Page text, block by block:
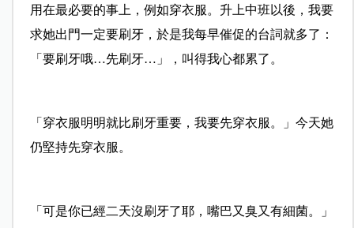
用在最必要的事上，例如穿衣服。升上中班以後，我要
求她出門一定要刷牙，於是我每早催促的台詞就多了：
「要刷牙哦…先刷牙…」，叫得我心都累了。
「穿衣服明明就比刷牙重要，我要先穿衣服。」今天她
仍堅持先穿衣服。
「可是你已經二天沒刷牙了耶，嘴巴又臭又有細菌。」